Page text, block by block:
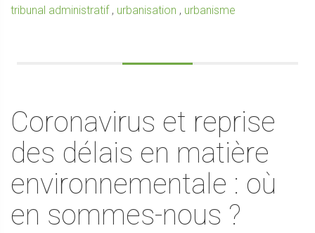
tribunal administratif, urbanisation , urbanisme
Coronavirus et reprise
des délais en matière
environnementale : où
en sommes-nous ?